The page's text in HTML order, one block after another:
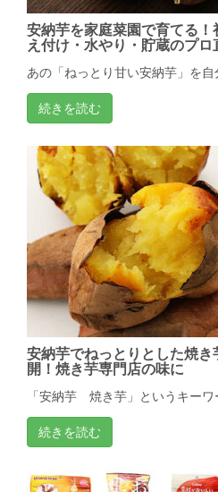
安納芋を家庭菜園で育てる
え付け・水やり・貯蔵のプロ
あの「ねっとり甘い安納芋」を自
続きを読む
安納芋でねっとりとした焼
開！焼き芋専門店の味に
「安納芋 焼き芋」というキーワ
続きを読む